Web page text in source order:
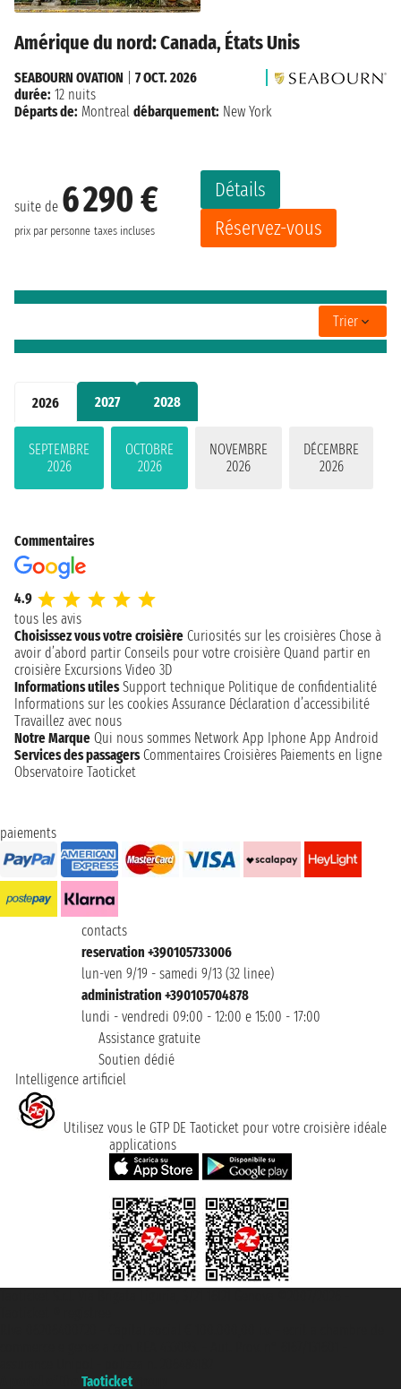
2026 2027 2028
SEPTEMBRE
2026
OCTOBRE
2026
NOVEMBRE
2026
DÉCEMBRE
2026
Amérique du nord: Canada, États Unis
suite de 6 290 €
prix par personne taxes incluses
Détails
Réservez-vous
SEABOURN OVATION
7 OCT. 2026
durée: 12 nuits
Départs de: Montreal débarquement: New York
Trier
Commentaires
4.9
tous les avis
Choisissez vous votre croisière Curiosités sur les croisières Chose à
avoir d’abord partir Conseils pour votre croisière Quand partir en
croisière Excursions Video 3D
Informations utiles Support technique Politique de confidentialité
Informations sur les cookies Assurance Déclaration d’accessibilité
Travaillez avec nous
Notre Marque Qui nous sommes Network App Iphone App Android
Services des passagers Commentaires Croisières Paiements en ligne
Observatoire Taoticket
paiements
contacts
reservation +390105733006
lun-ven 9/19 - samedi 9/13 (32 linee)
administration +390105704878
lundi - vendredi 09:00 - 12:00 e 15:00 - 17:00
Assistance gratuite
Soutien dédié
Intelligence artificiel
Utilisez vous le GTP DE Taoticket pour votre croisière idéale
applications
Taoticket